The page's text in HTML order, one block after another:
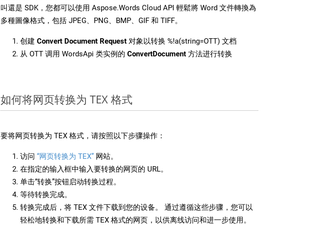
叫還是 SDK，您都可以使用 Aspose.Words Cloud API 輕鬆將 Word 文件轉換為
多種圖像格式，包括 JPEG、PNG、BMP、GIF 和 TIFF。
创建 Convert Document Request 对象以转换 %!a(string=OTT) 文档
从 OTT 调用 WordsApi 类实例的 ConvertDocument 方法进行转换
如何将网页转换为 TEX 格式
要将网页转换为 TEX 格式，请按照以下步骤操作：
访问 “网页转换为 TEX” 网站。
在指定的输入框中输入要转换的网页的 URL。
单击“转换”按钮启动转换过程。
等待转换完成。
转换完成后，将 TEX 文件下载到您的设备。 通过遵循这些步骤，您可以
轻松地转换和下载所需 TEX 格式的网页，以供离线访问和进一步使用。